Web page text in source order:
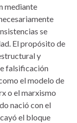
mediante
se
El propósito de
y
falsificación
el modelo de
o el marxismo
nació con el
el bloque